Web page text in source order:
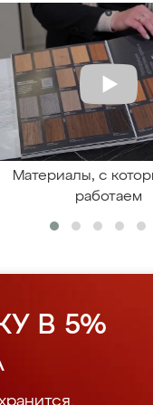
Материалы, с
работаем
В 5%